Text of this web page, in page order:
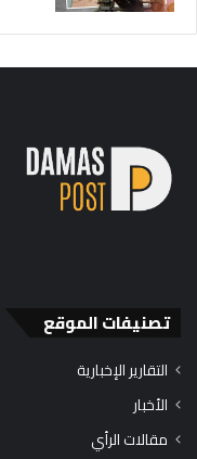
تصنيفات الموقع
التقارير الإخبارية
الأخبار
مقالات الرأي